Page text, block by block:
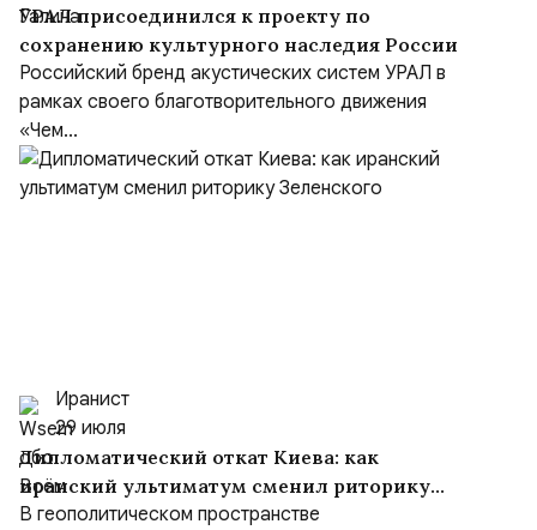
УРАЛ присоединился к проекту по
сохранению культурного наследия России
Российский бренд акустических систем УРАЛ в
рамках своего благотворительного движения
«Чем...
Иранист
29 июля
Дипломатический откат Киева: как
иранский ультиматум сменил риторику
Зеленского
В геополитическом пространстве